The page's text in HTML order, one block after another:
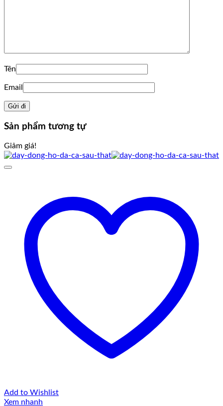
Tên
Email
Sản phẩm tương tự
Giảm giá!
Add to Wishlist
Xem nhanh